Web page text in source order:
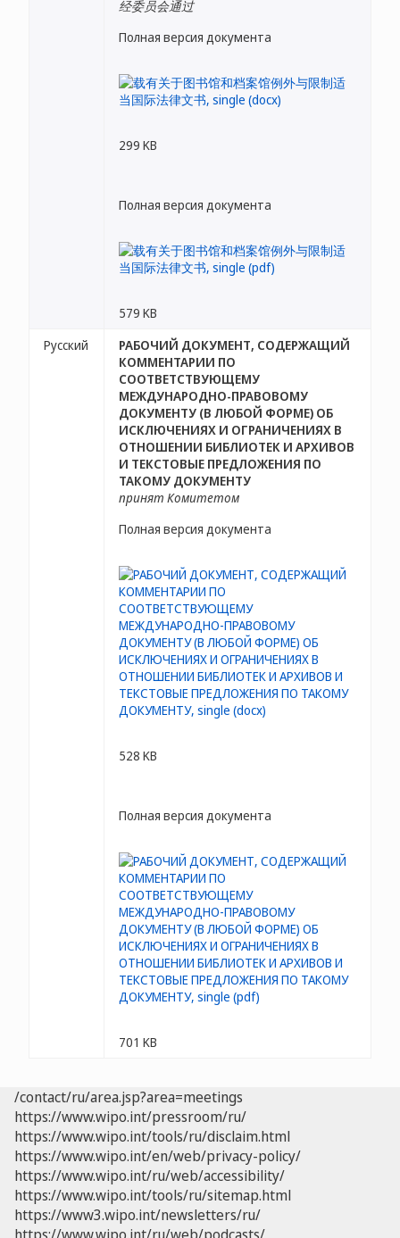
经委员会通过
Полная версия документа
299 KB
Полная версия документа
579 KB
Русский
РАБОЧИЙ ДОКУМЕНТ, СОДЕРЖАЩИЙ
КОММЕНТАРИИ ПО
СООТВЕТСТВУЮЩЕМУ
МЕЖДУНАРОДНО-ПРАВОВОМУ
ДОКУМЕНТУ (В ЛЮБОЙ ФОРМЕ) ОБ
ИСКЛЮЧЕНИЯХ И ОГРАНИЧЕНИЯХ В
ОТНОШЕНИИ БИБЛИОТЕК И АРХИВОВ
И ТЕКСТОВЫЕ ПРЕДЛОЖЕНИЯ ПО
ТАКОМУ ДОКУМЕНТУ
принят Комитетом
Полная версия документа
528 KB
Полная версия документа
701 KB
/contact/ru/area.jsp?area=meetings
https://www.wipo.int/pressroom/ru/
https://www.wipo.int/tools/ru/disclaim.html
https://www.wipo.int/en/web/privacy-policy/
https://www.wipo.int/ru/web/accessibility/
https://www.wipo.int/tools/ru/sitemap.html
https://www3.wipo.int/newsletters/ru/